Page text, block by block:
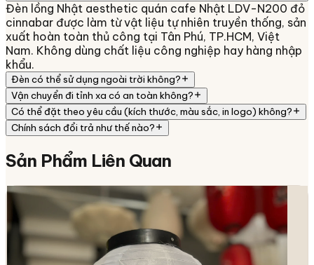
Đèn lồng Nhật aesthetic quán cafe Nhật LDV-N200 đỏ
cinnabar được làm từ vật liệu tự nhiên truyền thống, sản
xuất hoàn toàn thủ công tại Tân Phú, TP.HCM, Việt
Nam. Không dùng chất liệu công nghiệp hay hàng nhập
khẩu.
Đèn có thể sử dụng ngoài trời không?
Vận chuyển đi tỉnh xa có an toàn không?
Có thể đặt theo yêu cầu (kích thước, màu sắc, in logo) không?
Chính sách đổi trả như thế nào?
Sản Phẩm Liên Quan